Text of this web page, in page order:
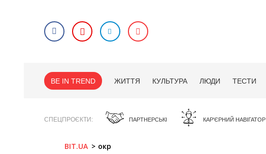
BE IN TREND ЖИТТЯ КУЛЬТУРА ЛЮДИ ТЕСТИ
СПЕЦПРОЄКТИ ПАРТНЕРСЬКІ КАР'ЄРНИЙ НАВІГАТОР
BIT.UA окр